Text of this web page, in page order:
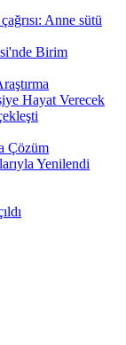
Anne sütü
Birim
Hayat Verecek
Çözüm
Yenilendi